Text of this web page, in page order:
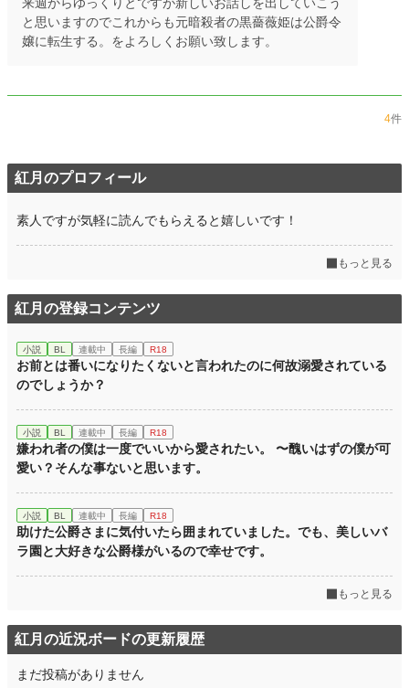
と思いますのでこれからも元暗殺者の黒薔薇姫は公爵令
嬢に転生する。をよろしくお願い致します。
4件
紅月のプロフィール
素人ですが気軽に読んでもらえると嬉しいです！
もっと見る
紅月の登録コンテンツ
小説 BL 連載中 長編 R18
お前とは番いになりたくないと言われたのに何故溺愛されている
のでしょうか？
小説 BL 連載中 長編 R18
嫌われ者の僕は一度でいいから愛されたい。 〜醜いはずの僕が可
愛い？そんな事ないと思います。
小説 BL 連載中 長編 R18
助けた公爵さまに気付いたら囲まれていました。でも、美しいバ
ラ園と大好きな公爵様がいるので幸せです。
もっと見る
紅月の近況ボードの更新履歴
まだ投稿がありません